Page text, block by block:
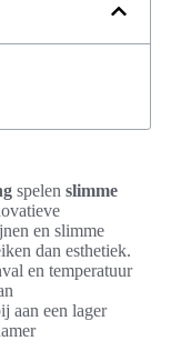
spelen slimme
en slimme
dan esthetiek.
en temperatuur
aan een lager